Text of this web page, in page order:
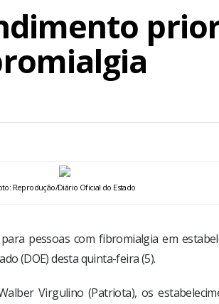
Reprodução/Diário Oficial do Estado
pessoas com fibromialgia em
(DOE) desta quinta-feira (5).
Virgulino (Patriota), os